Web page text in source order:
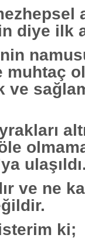
diye ilk
muhtaç
ve
ve ne
ki;